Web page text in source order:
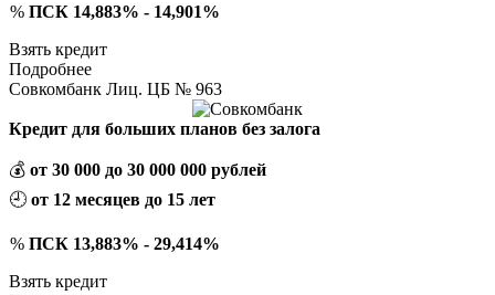
% ПСК 14,883% - 14,901%
Взять кредит
Подробнее
Совкомбанк Лиц. ЦБ № 963
Кредит для больших планов без залога
💰 от 30 000 до 30 000 000 рублей
🕘 от 12 месяцев до 15 лет
% ПСК 13,883% - 29,414%
Взять кредит